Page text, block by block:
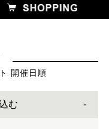
開催日順
む